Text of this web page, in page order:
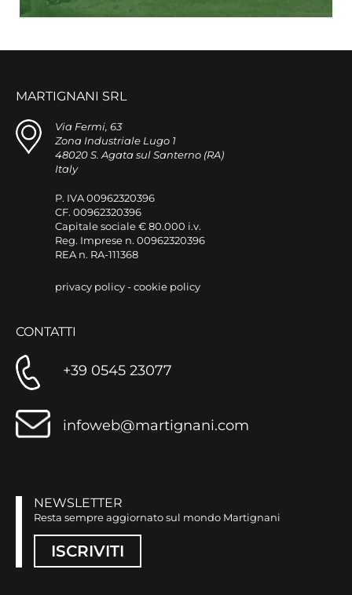
MARTIGNANI SRL
Via Fermi, 63
Zona Industriale Lugo 1
48020 S. Agata sul Santerno (RA)
Italy
P. IVA 00962320396
CF. 00962320396
Capitale sociale € 80.000 i.v.
Reg. Imprese n. 00962320396
REA n. RA-111368
privacy policy-cookie policy
CONTATTI
+39 0545 23077
infoweb@martignani.com
NEWSLETTER
Resta sempre aggiornato sul mondo Martignani
ISCRIVITI